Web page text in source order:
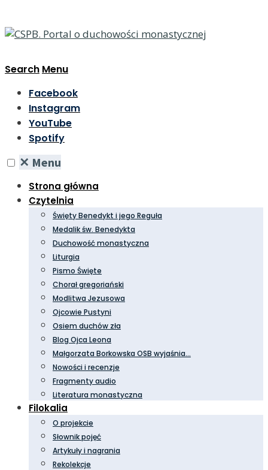
Search Menu
Facebook
Instagram
YouTube
Spotify
✕ Menu
Strona główna
Czytelnia
Święty Benedykt i jego Reguła
Medalik św. Benedykta
Duchowość monastyczna
Liturgia
Pismo Święte
Chorał gregoriański
Modlitwa Jezusowa
Ojcowie Pustyni
Osiem duchów zła
Blog Ojca Leona
Małgorzata Borkowska OSB wyjaśnia…
Nowości i recenzje
Fragmenty audio
Literatura monastyczna
Filokalia
O projekcie
Słownik pojęć
Artykuły i nagrania
Rekolekcje